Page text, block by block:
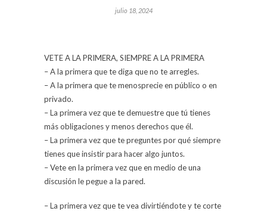
julio 18, 2024
VETE A LA PRIMERA, SIEMPRE A LA PRIMERA
– A la primera que te diga que no te arregles.
– A la primera que te menosprecie en público o en
privado.
– La primera vez que te demuestre que tú tienes
más obligaciones y menos derechos que él.
– La primera vez que te preguntes por qué siempre
tienes que insistir para hacer algo juntos.
– Vete en la primera vez que en medio de una
discusión le pegue a la pared.
– La primera vez que te vea divirtiéndote y te corte